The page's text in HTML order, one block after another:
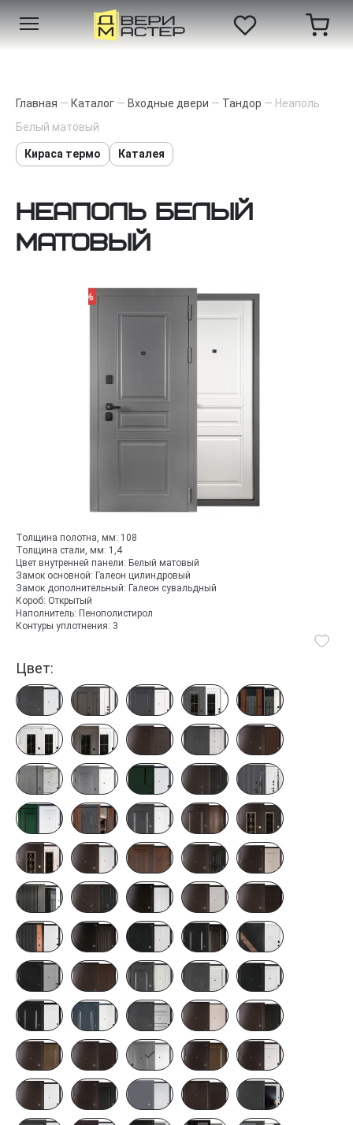
Главная — Каталог — Входные двери — Тандор — Неаполь
Белый матовый
Кираса термо Каталея
Неаполь Белый
матовый
Толщина полотна, мм: 108
Толщина стали, мм: 1,4
Цвет внутренней панели: Белый матовый
Замок основной: Галеон цилиндровый
Замок дополнительный: Галеон сувальдный
Короб: Открытый
Наполнитель: Пенополистирол
Контуры уплотнения: 3
Цвет: